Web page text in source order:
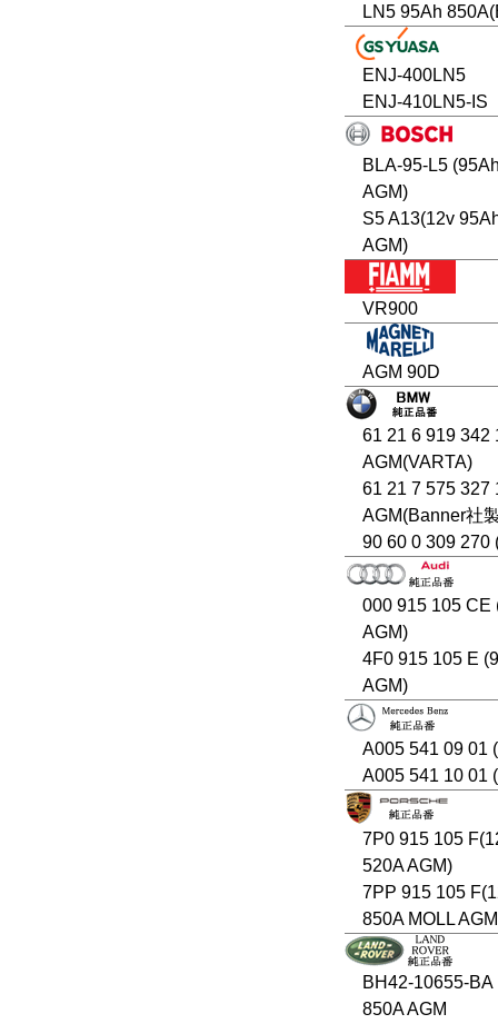
LN5 95Ah
ENJ-400LN5
ENJ-410LN5-IS
BLA-95-L5
AGM)
S5 A13(12v
AGM)
VR900
AGM 90D
61 21 6 919 342
AGM(VARTA)
61 21 7 575 327
AGM(Banner社
90 60 0 309 270
000 915 105 CE
AGM)
4F0 915 105 E
AGM)
A005 541 09 01
A005 541 10 01
7P0 915 105
520A AGM)
7PP 915 105
850A MOLL
BH42-10655-BA
850A AGM